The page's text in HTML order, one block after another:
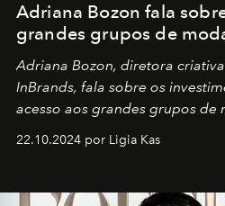
Adriana Bozon fala
grandes grupos de
Adriana Bozon, diretora
InBrands, fala sobre os
acesso aos grandes grupos de
22.10.2024 por Ligia Kas